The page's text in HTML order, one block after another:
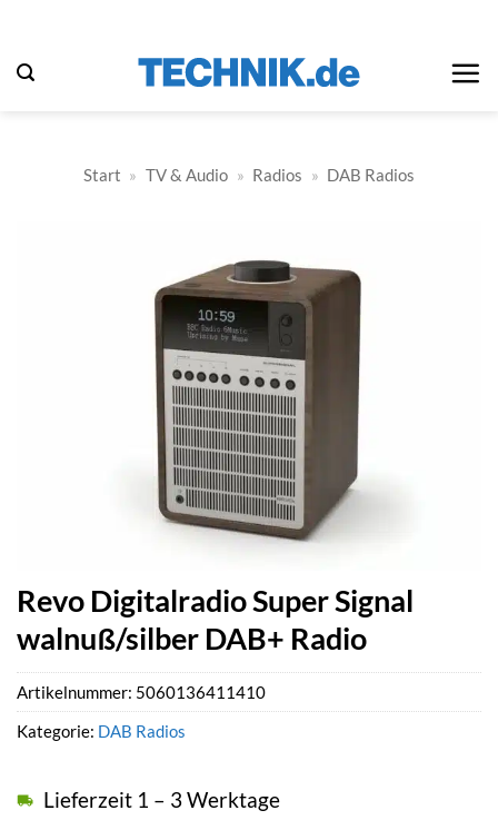
springen
Start » TV & Audio » Radios » DAB Radios
Revo Digitalradio Super Signal
walnuß/silber DAB+ Radio
Lieferzeit 1 – 3 Werktage
Artikelnummer: 5060136411410
Kategorie: DAB Radios